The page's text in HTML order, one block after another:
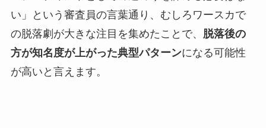
い」という審査員の言葉通り、むしろワースカで
の脱落劇が大きな注目を集めたことで、 脱落後の
方が知名度が上がった典型パターンになる可能性
が高いと言えます。